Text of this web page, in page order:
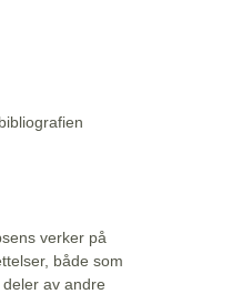
verker på
både som
av andre